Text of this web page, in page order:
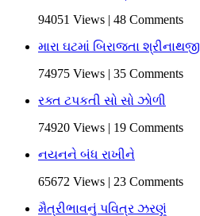
94051 Views | 48 Comments
મારા ઘટમાં બિરાજતા શ્રીનાથજી
74975 Views | 35 Comments
રક્ત ટપકતી સો સો ઝોળી
74920 Views | 19 Comments
નયનને બંધ રાખીને
65672 Views | 23 Comments
મૈત્રીભાવનું પવિત્ર ઝરણું